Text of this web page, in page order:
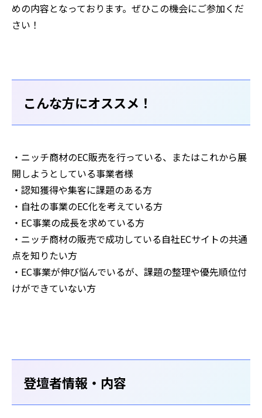
めの内容となっております。ぜひこの機会にご参加くだ
さい！
こんな方にオススメ！
・ニッチ商材のEC販売を行っている、またはこれから展
開しようとしている事業者様
・認知獲得や集客に課題のある方
・自社の事業のEC化を考えている方
・EC事業の成長を求めている方
・ニッチ商材の販売で成功している自社ECサイトの共通
点を知りたい方
・EC事業が伸び悩んでいるが、課題の整理や優先順位付
けができていない方
登壇者情報・内容